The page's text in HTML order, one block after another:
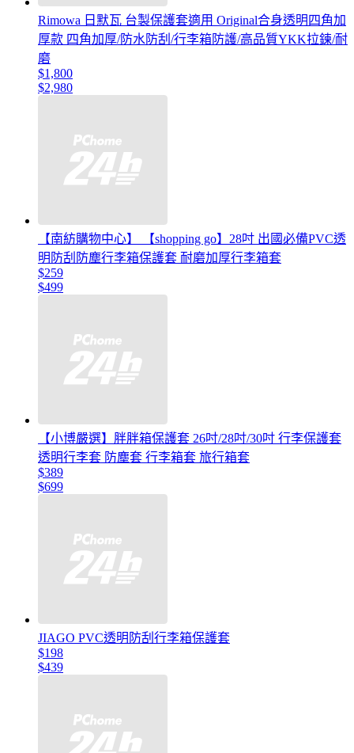
Rimowa 日默瓦 台製保護套適用 Original合身透明四角加
厚款 四角加厚/防水防刮/行李箱防護/高品質YKK拉鍊/耐
磨
$1,800
$2,980
【南紡購物中心】 【shopping go】28吋 出國必備PVC透
明防刮防塵行李箱保護套 耐磨加厚行李箱套
$259
$499
【小博嚴選】胖胖箱保護套 26吋/28吋/30吋 行李保護套
透明行李套 防塵套 行李箱套 旅行箱套
$389
$699
JIAGO PVC透明防刮行李箱保護套
$198
$439